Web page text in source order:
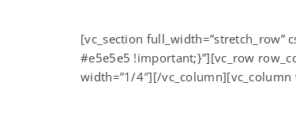
[vc_section
#e5e5e5 !important;}”][vc_row
width=”1/4″][/vc_column][vc_column